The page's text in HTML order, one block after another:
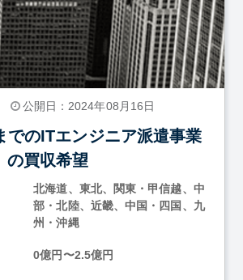
公開日：2024年08月16日
でのITエンジニア派遣事業
の買収希望
北海道、東北、関東・甲信越、中
部・北陸、近畿、中国・四国、九
州・沖縄
0億円〜2.5億円